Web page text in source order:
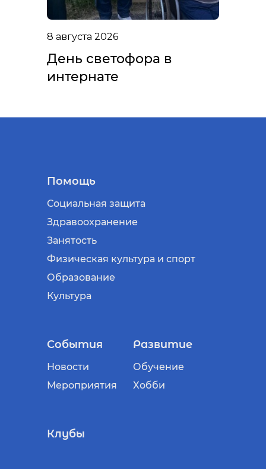
8 августа 2026
День светофора в
интернате
Помощь
Социальная защита
Здравоохранение
Занятость
Физическая культура и спорт
Образование
Культура
События
Новости
Мероприятия
Развитие
Обучение
Хобби
Клубы